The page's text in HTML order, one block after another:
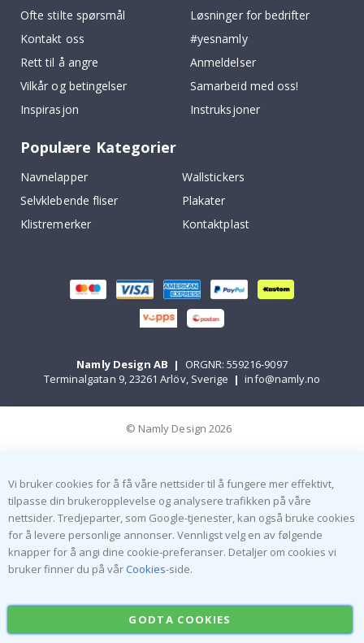
Ofte stilte spørsmål
Kontakt oss
Rett til å angre
Vilkår og betingelser
Inspirasjon
Løsninger for bedrifter
#yesnamly
Anmeldelser
Samarbeid med oss!
Instruksjoner
Populære Kategorier
Navnelapper
Wallstickers
Selvklebende fliser
Plakater
Klistremerker
Kontaktplast
Namly Design AB |
ORGNR: 559216-9097
Terminalgatan 9, 23261 Arlöv, Sverige | info@namly.no
© Namly Design 2026
Vi bruker cookies for å få våre nettsider til å fungere mer effektivt,
tilpasse din brukeropplevelse og analysere trafikken på våre
nettsider. Tredjeparter, som Google-tjenester, kan også bruke cookies
for å levere personlige annonser. Vennligst velg en av følgende
knapper for å angi dine cookie-preferanser. Detaljer om cookies vi
bruker finner du på vår Cookies-side.
GODTA COOKIES